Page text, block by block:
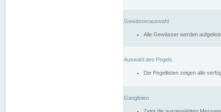
Gewässerauswahl
Alle Gewässer werden
Auswahl des Pegels
Die Pegellisten zeigen alle
Ganglinien